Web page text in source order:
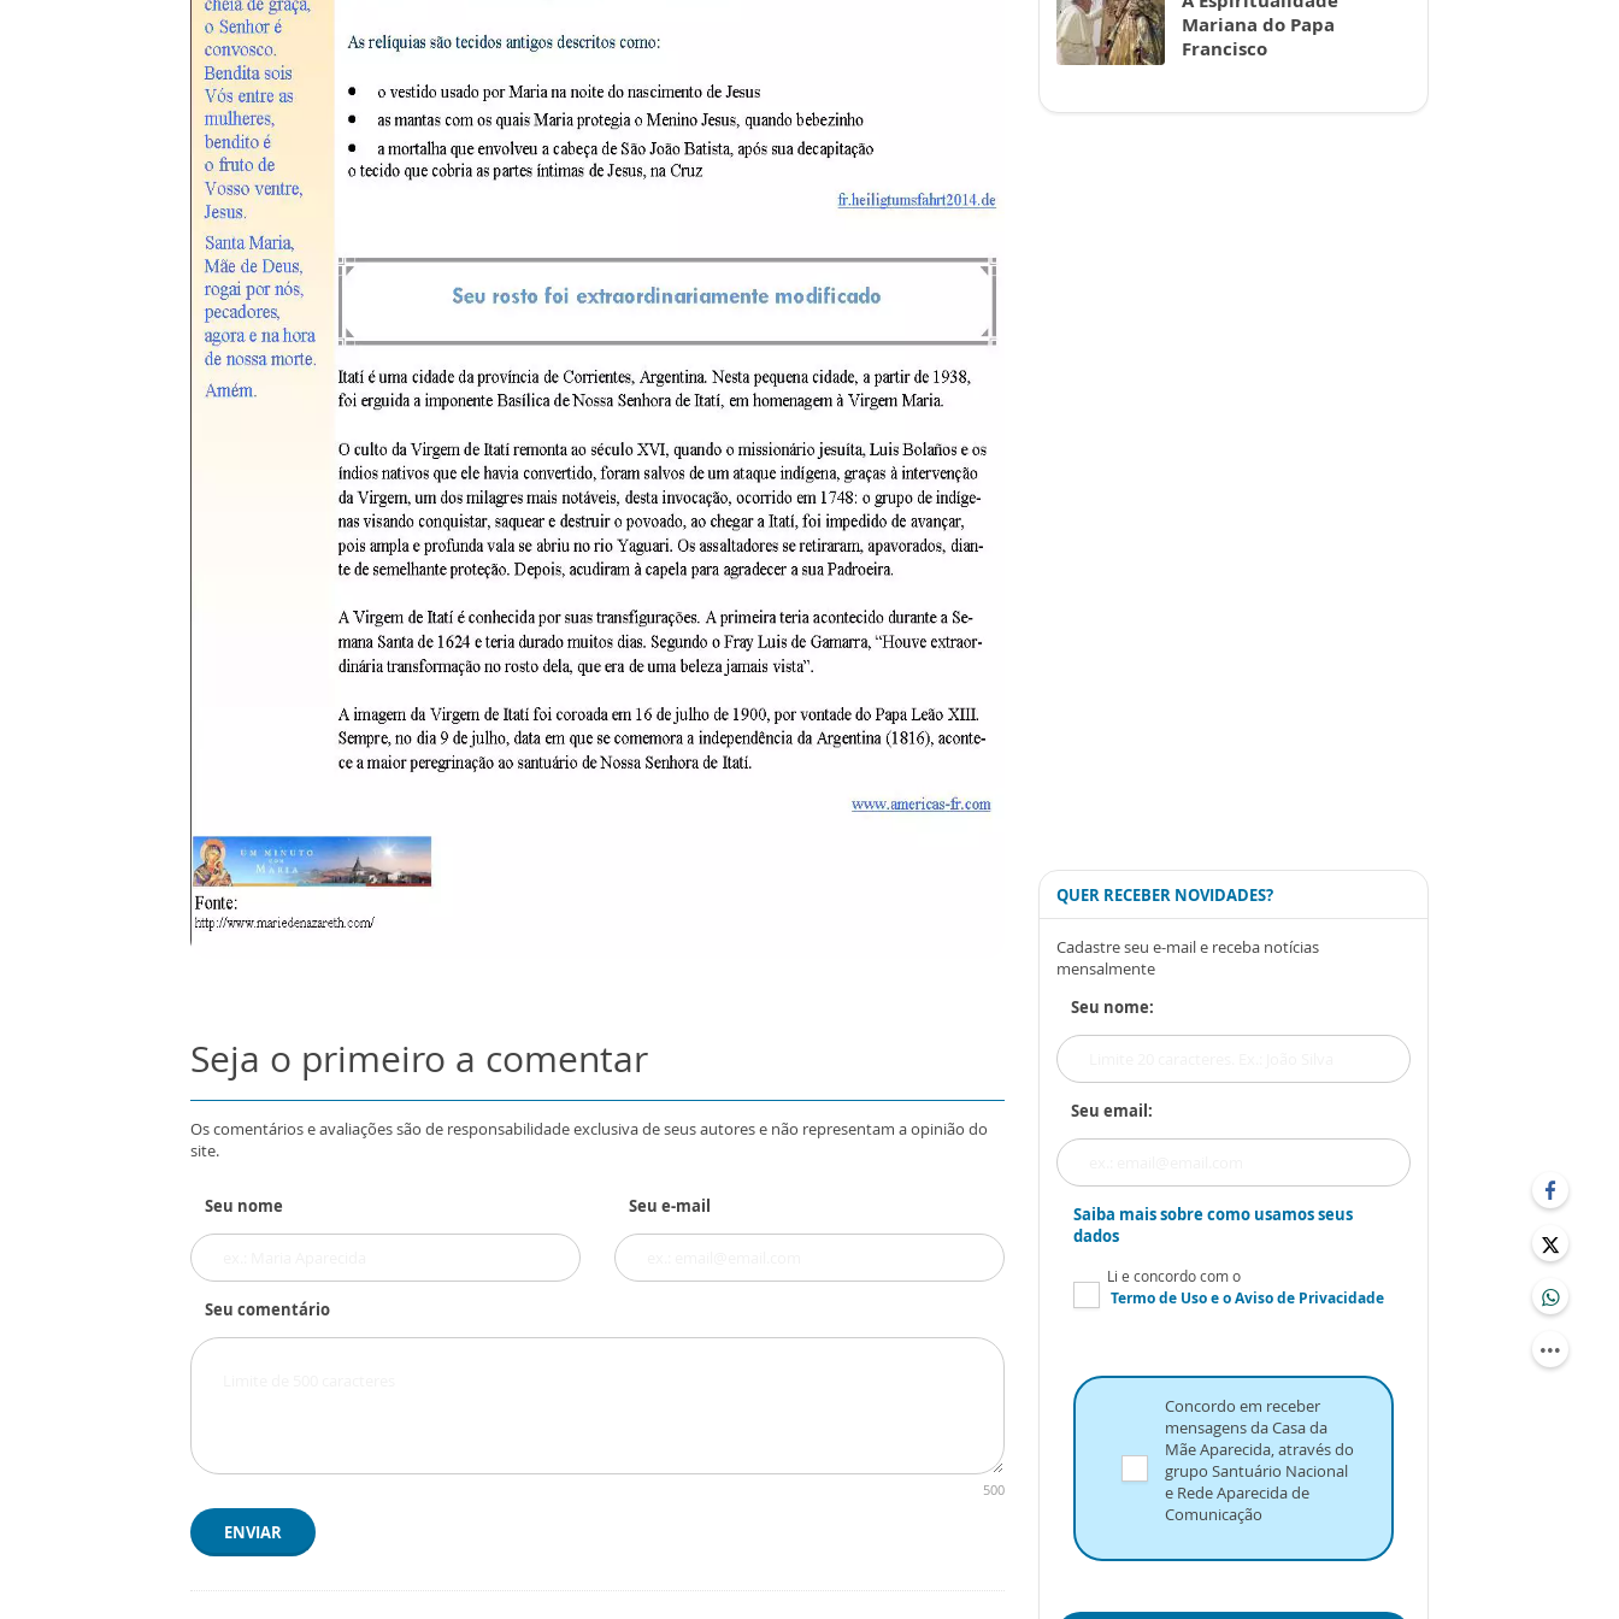
Seja o primeiro a comentar
Os comentários e avaliações são de responsabilidade exclusiva de seus autores e não representam a opinião do
site.
Seu nome Seu e-mail
Seu comentário
500
ENVIAR
Mariana do Papa
Francisco
QUER RECEBER NOVIDADES?
Cadastre seu e-mail e receba notícias
mensalmente
Seu nome:
Seu email:
Saiba mais sobre como usamos seus
dados
Li e concordo com o
Termo de Usoe oAviso de Privacidade
Concordo em receber
mensagens da Casa da
Mãe Aparecida, através do
grupo Santuário Nacional
e Rede Aparecida de
Comunicação